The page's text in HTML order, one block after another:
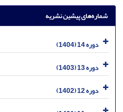
شماره‌های پیشین نشریه
دوره 14 (1404)
دوره 13 (1403)
دوره 12 (1402)